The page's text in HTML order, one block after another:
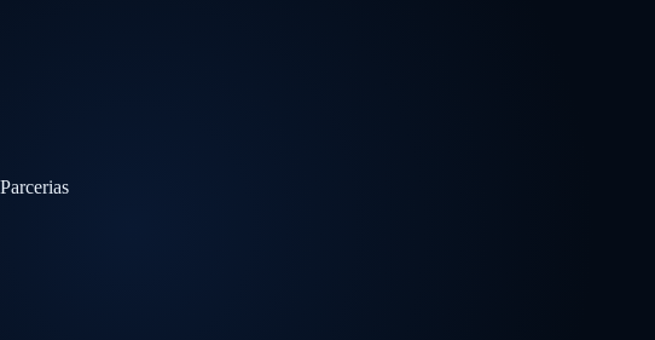
Parcerias